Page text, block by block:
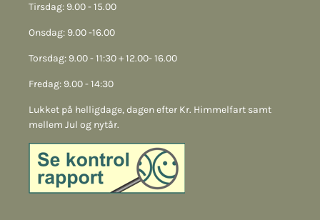
Tirsdag: 9.00 - 15.00
Onsdag: 9.00 -16.00
Torsdag: 9.00 - 11:30 + 12.00- 16.00
Fredag: 9.00 - 14:30
Lukket på helligdage, dagen efter Kr. Himmelfart samt
mellem Jul og nytår.